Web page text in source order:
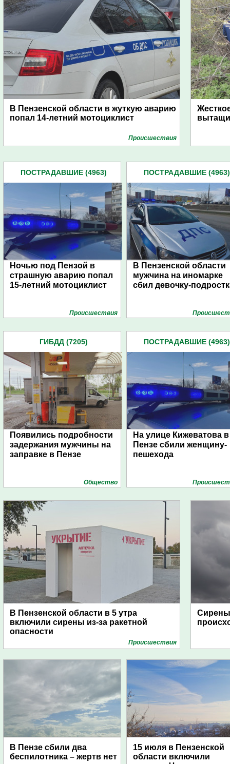
В Пензенской области в жуткую аварию
попал 14-летний мотоциклист
Проиcшествия
ПОСТРАДАВШИЕ (4963)
Ночью под Пензой в
страшную аварию попал
15-летний мотоциклист
Проиcшествия
ПОСТРАДАВШИЕ (4963)
В Пензенской области
мужчина на иномарке
сбил девочку-
ГИБДД (7205)
Появились подробности
задержания мужчины на
заправке в Пензе
Общество
ПОСТРАДАВШИЕ (4963)
На улице Кижеватова в
Пензе сбили женщину-
пешехода
В Пензенской области в 5 утра
включили сирены из-за ракетной
опасности
Проиcшествия
Сирены
В Пензе сбили два
беспилотника – жертв нет
15 июля в Пензенской
области включили